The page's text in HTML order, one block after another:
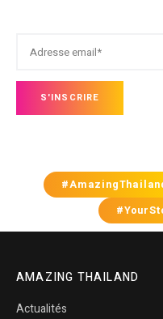
AMAZING THAILAND
Actualités